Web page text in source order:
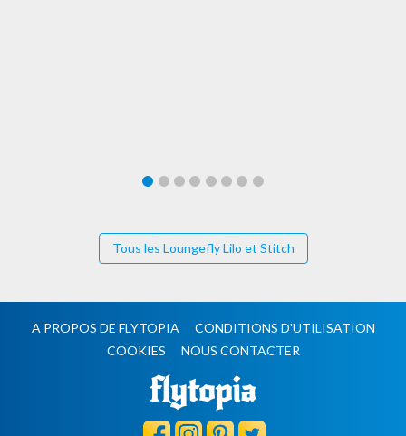
Tous les Loungefly Lilo et Stitch
A PROPOS DE FLYTOPIA
CONDITIONS D'UTILISATION
COOKIES
NOUS CONTACTER